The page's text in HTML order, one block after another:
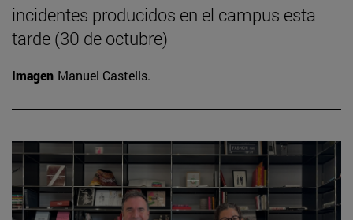
incidentes producidos en el campus esta
tarde (30 de octubre)
Imagen Manuel Castells.